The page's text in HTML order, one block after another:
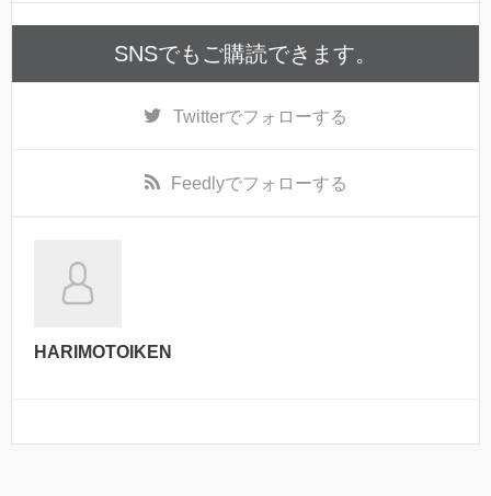
SNSでもご購読できます。
Twitterでフォローする
Feedlyでフォローする
HARIMOTOIKEN